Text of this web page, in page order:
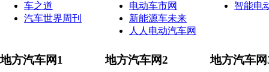
车之道
汽车世界周刊
电动车市网
新能源车未来
人人电动汽车网
智能电
地方汽车网1 地方汽车网2 地方汽车网